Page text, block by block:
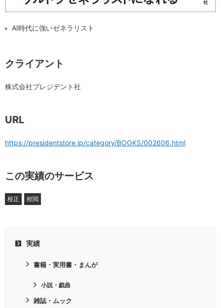
AI時代に強いゼネラリスト
クライアント
株式会社プレジデント社
URL
https://presidentstore.jp/category/BOOKS/002606.html
この実績のサービス
校正 校閲
実績
書籍・実用書・まんが
小説・戯曲
雑誌・ムック